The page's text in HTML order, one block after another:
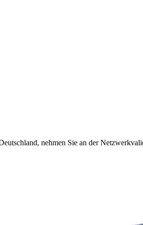
nehmen Sie an der